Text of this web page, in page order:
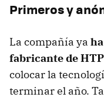
Primeros y
La compañía ya
fabricante de
colocar la
terminar el año.